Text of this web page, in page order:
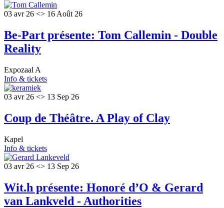
03 avr 26 <> 16 Août 26
Be-Part présente: Tom Callemin - Double
Reality
Expozaal A
Info & tickets
03 avr 26 <> 13 Sep 26
Coup de Théâtre. A Play of Clay
Kapel
Info & tickets
03 avr 26 <> 13 Sep 26
Wit.h présente: Honoré d’O & Gerard
van Lankveld - Authorities